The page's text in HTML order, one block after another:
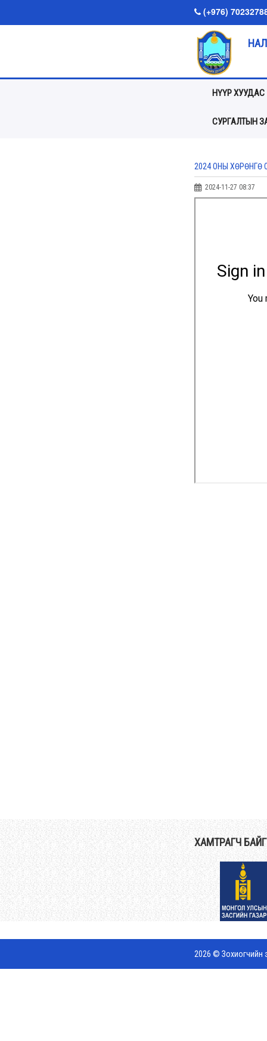
(+976)
НҮҮР ХУУДАС
СУРГАЛТЫН
2024 ОНЫ
2024-11-27 08:37
ХАМТРАГЧ
2026 © Зохиогчийн